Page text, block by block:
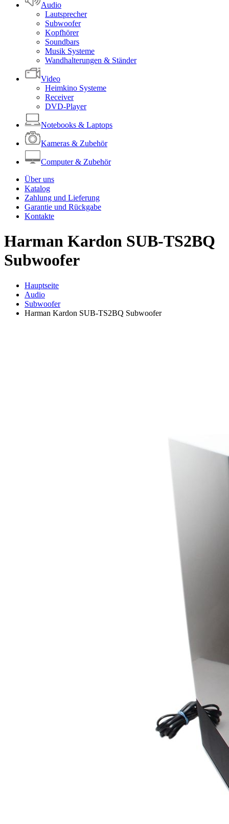
Audio
Lautsprecher
Subwoofer
Kopfhörer
Soundbars
Musik Systeme
Wandhalterungen & Ständer
Video
Heimkino Systeme
Receiver
DVD-Player
Notebooks & Laptops
Kameras & Zubehör
Computer & Zubehör
Über uns
Katalog
Zahlung und Lieferung
Garantie und Rückgabe
Kontakte
Harman Kardon SUB-TS2BQ
Subwoofer
Hauptseite
Audio
Subwoofer
Harman Kardon SUB-TS2BQ Subwoofer